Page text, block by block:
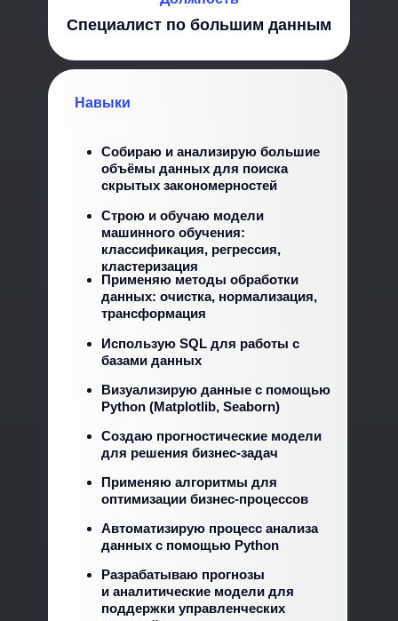
Навыки
Специалист по большим данным
Собираю и анализирую большие
объёмы данных для поиска
скрытых закономерностей
Строю и обучаю модели
машинного обучения:
классификация, регрессия,
кластеризация
Применяю методы обработки
данных: очистка, нормализация,
трансформация
Использую SQL для работы с
базами данных
Визуализирую данные с помощью
Python (Matplotlib, Seaborn)
Создаю прогностические модели
для решения бизнес-задач
Применяю алгоритмы для
оптимизации бизнес-процессов
Автоматизирую процесс анализа
данных с помощью Python
Разрабатываю прогнозы
и аналитические модели для
поддержки управленческих